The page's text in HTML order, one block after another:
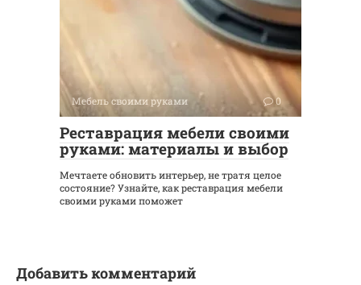
Мебель своими руками 0
Реставрация мебели своими
руками: материалы и выбор
Мечтаете обновить интерьер, не тратя целое
состояние? Узнайте, как реставрация мебели
своими руками поможет
Добавить комментарий